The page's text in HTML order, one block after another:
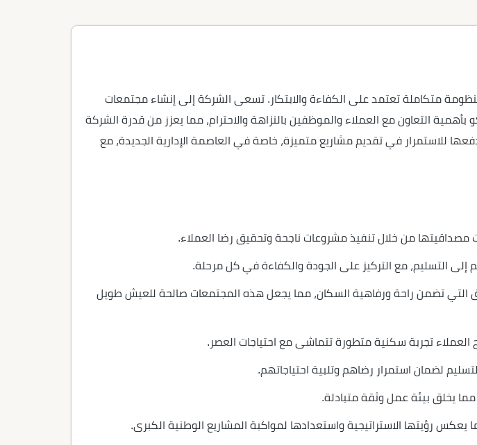
منذ البداية على بناء منظومة متكاملة تعتمد على الكفاءة والابتكار. تسعى الشركة إلى إنشاء مجتمعات
التعاون مع العملاء والموظفين بالنزاهة والاحترام، مما يعزز من قدرة الشركة
للاستمرار في تقديم مشاريع متميزة، خاصة في العاصمة الإدارية الجديدة، مع
التسليم، مع التركيز على الجودة والكفاءة في كل مرحلة.
تضمن راحة ورفاهية السكان، مما يجعل هذه المجتمعات صالحة للعيش طويل
تجربة سكنية متطورة تتماشى مع احتياجات العصر.
لضمان استمرار رضاهم وتلبية احتياجاتهم.
يخلق بيئة عمل وثقة متبادلة.
يعكس رؤيتها الاستراتيجية واستعدادها لمواكبة المشاريع الوطنية الكبرى.